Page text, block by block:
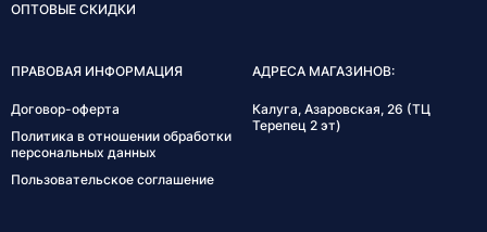
ОПТОВЫЕ СКИДКИ
ПРАВОВАЯ ИНФОРМАЦИЯ
Договор-оферта
Политика в отношении обработки
персональных данных
Пользовательское соглашение
АДРЕСА МАГАЗИНОВ:
Калуга, Азаровская, 26 (ТЦ
Терепец 2 эт)